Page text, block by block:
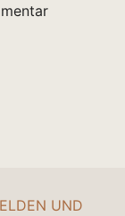
UND